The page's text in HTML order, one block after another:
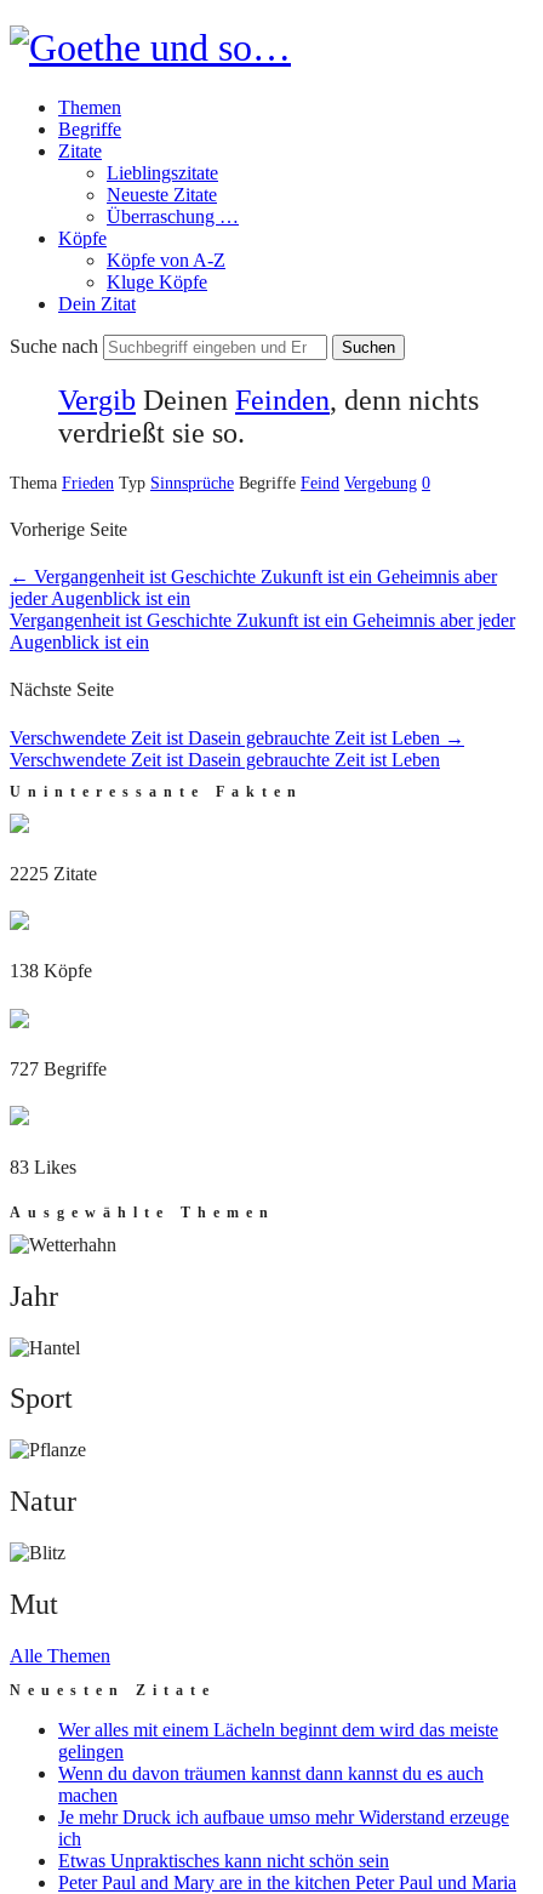
Goethe
und
so…
Themen
Begriffe
Zitate
Lieblingszitate
Neueste Zitate
Überraschung …
Köpfe
Köpfe von A-Z
Kluge Köpfe
Dein Zitat
Suche nach
Vergib Deinen Feinden, denn nichts
verdrießt sie so.
Thema Frieden Typ Sinnsprüche Begriffe Feind Vergebung 0
Vorherige Seite
← Vergangenheit ist Geschichte Zukunft ist ein Geheimnis aber
jeder Augenblick ist ein
Vergangenheit ist Geschichte Zukunft ist ein Geheimnis aber jeder
Augenblick ist ein
Nächste Seite
Verschwendete Zeit ist Dasein gebrauchte Zeit ist Leben →
Verschwendete Zeit ist Dasein gebrauchte Zeit ist Leben
Uninteressante Fakten
2225 Zitate
138 Köpfe
727 Begriffe
83 Likes
Ausgewählte Themen
Jahr
Jahr
Sport
Sport
Natur
Natur
Mut
Mut
Alle Themen
Neuesten Zitate
Wer alles mit einem Lächeln beginnt dem wird das meiste
gelingen
Wenn du davon träumen kannst dann kannst du es auch
machen
Je mehr Druck ich aufbaue umso mehr Widerstand erzeuge
ich
Etwas Unpraktisches kann nicht schön sein
Peter Paul and Mary are in the kitchen Peter Paul und Maria